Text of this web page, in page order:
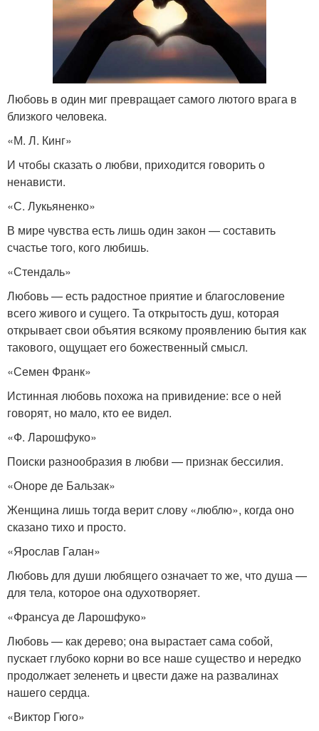
Любовь в один миг превращает самого лютого врага в
близкого человека.
«М. Л. Кинг»
И чтобы сказать о любви, приходится говорить о
ненависти.
«С. Лукьяненко»
В мире чувства есть лишь один закон — составить
счастье того, кого любишь.
«Стендаль»
Любовь — есть радостное приятие и благословение
всего живого и сущего. Та открытость душ, которая
открывает свои объятия всякому проявлению бытия как
такового, ощущает его божественный смысл.
«Семен Франк»
Истинная любовь похожа на привидение: все о ней
говорят, но мало, кто ее видел.
«Ф. Ларошфуко»
Поиски разнообразия в любви — признак бессилия.
«Оноре де Бальзак»
Женщина лишь тогда верит слову «люблю», когда оно
сказано тихо и просто.
«Ярослав Галан»
Любовь для души любящего означает то же, что душа —
для тела, которое она одухотворяет.
«Франсуа де Ларошфуко»
Любовь — как дерево; она вырастает сама собой,
пускает глубоко корни во все наше существо и нередко
продолжает зеленеть и цвести даже на развалинах
нашего сердца.
«Виктор Гюго»